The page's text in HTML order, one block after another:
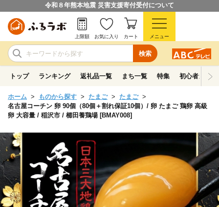
令和８年熊本地震 災害支援寄付受付について
検索
上限額 お気に入り カート メニュー
トップ ランキング 返礼品一覧 まち一覧 特集 初心者ガイド
ホーム ものから探す たまご
たまご
名古屋コーチン 卵 90個（80個＋割れ保証10個）/ 卵 たまご 鶏卵 高級
卵 大容量 / 稲沢市 / 櫛田養鶏場 [BMAY008]